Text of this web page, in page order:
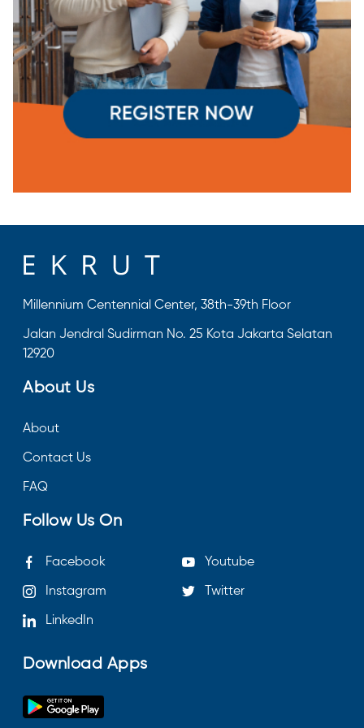
Millennium Centennial Center, 38th-39th Floor
Jalan Jendral Sudirman No. 25 Kota Jakarta Selatan
12920
About Us
About
Contact Us
FAQ
Follow Us On
Facebook Youtube
Instagram Twitter
LinkedIn
Download Apps